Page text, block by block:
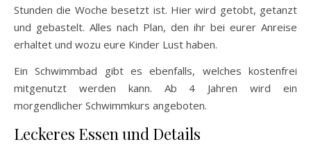
Stunden die Woche besetzt ist. Hier wird getobt, getanzt
und gebastelt. Alles nach Plan, den ihr bei eurer Anreise
erhaltet und wozu eure Kinder Lust haben.
Ein Schwimmbad gibt es ebenfalls, welches kostenfrei
mitgenutzt werden kann. Ab 4 Jahren wird ein
morgendlicher Schwimmkurs angeboten.
Leckeres Essen und Details